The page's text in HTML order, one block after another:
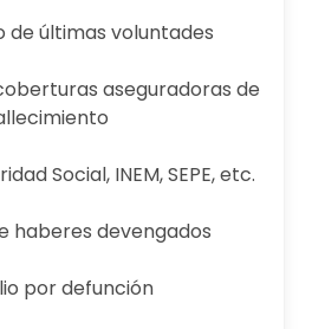
de últimas voluntades
aseguradoras de
Social, INEM, SEPE, etc.
haberes devengados
por defunción